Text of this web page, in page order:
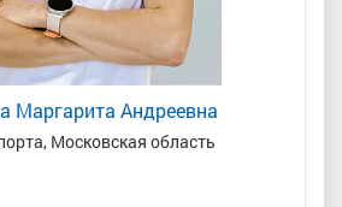
Маргарита Андреевна
Московская область